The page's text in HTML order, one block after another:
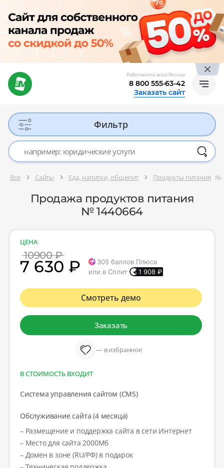
Работаем по всей России
8 800 555-63-42
Заказать сайт
Фильтр
Все Сайты Еда, напитки, общепит Продукты питания №
Продажа продуктов питания
№ 1440664
ЦЕНА
10900 ₽
7 630 ₽ 305 баллов Плюса
или в Сплит
1 908 ₽
Смотреть демо
Заказать
— в избранное
В СТОИМОСТЬ ВХОДИТ
Система управления сайтом (CMS)
Обслуживание сайта (4 месяца)
– Размещение и поддержка сайта в сети Интернет
– Место для сайта 2000Мб
– Домен в зоне (RU/РФ) в подарок